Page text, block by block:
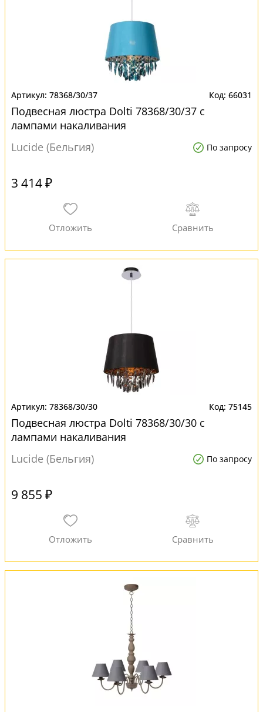
78368/30/37 66031
Подвесная люстра Dolti 78368/30/37 с
лампами накаливания
Lucide (Бельгия)
По запросу
3 414 ₽
78368/30/30 75145
Подвесная люстра Dolti 78368/30/30 с
лампами накаливания
Lucide (Бельгия)
По запросу
9 855 ₽